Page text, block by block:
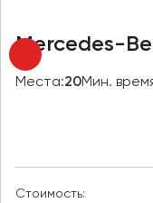
Mercedes-
Места:20Мин.
Стоимость: